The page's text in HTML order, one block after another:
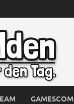
GAMESCOM